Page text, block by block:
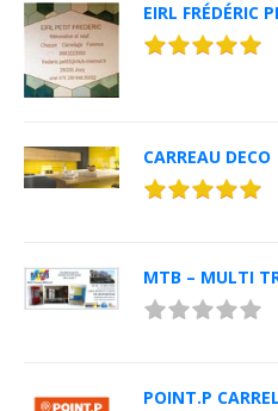
EIRL FRÉDÉRIC
CARREAU DECO
MTB – MULTI
POINT.P